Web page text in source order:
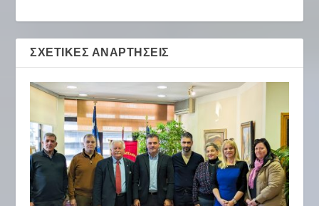
ΣΧΕΤΙΚΈΣ ΑΝΑΡΤΉΣΕΙΣ